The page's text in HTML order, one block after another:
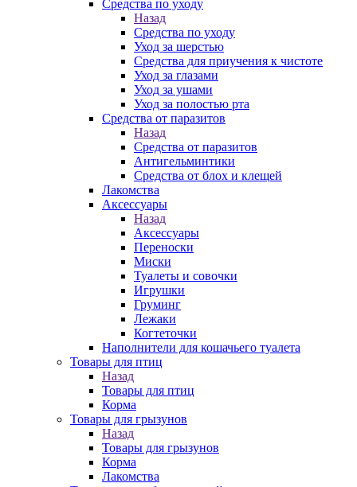
Средства по уходу
Назад
Средства по уходу
Уход за шерстью
Средства для приучения к чистоте
Уход за глазами
Уход за ушами
Уход за полостью рта
Средства от паразитов
Назад
Средства от паразитов
Антигельминтики
Средства от блох и клещей
Лакомства
Аксессуары
Назад
Аксессуары
Переноски
Миски
Туалеты и совочки
Игрушки
Груминг
Лежаки
Когтеточки
Наполнители для кошачьего туалета
Товары для птиц
Назад
Товары для птиц
Корма
Товары для грызунов
Назад
Товары для грызунов
Корма
Лакомства